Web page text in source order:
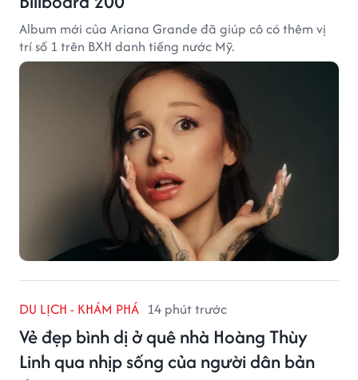
Album mới của Ariana Grande đã giúp cô có thêm vị
trí số 1 trên BXH danh tiếng nước Mỹ.
DU LỊCH - KHÁM PHÁ 14 phút trước
Vẻ đẹp bình dị ở quê nhà Hoàng Thùy
Linh qua nhịp sống của người dân bản